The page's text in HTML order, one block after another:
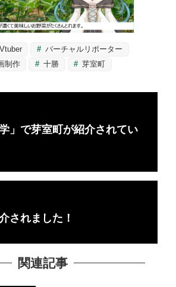
Vtuber
バーチャルリポーター
制作 十勝 芽室町
」で芽室町が紹介されてい
されました！
関連記事